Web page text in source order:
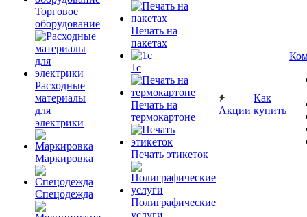
Торговое
оборудование
Расходные
материалы
для
электрики
Маркировка
Спецодежда
Печать на
пакетах
1c
Печать на
термокартоне
Печать этикеток
Полиграфические
услуги
Акции
Как
купить